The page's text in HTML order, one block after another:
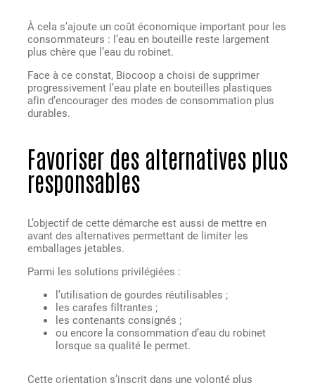
À cela s’ajoute un coût économique important pour les
consommateurs : l’eau en bouteille reste largement
plus chère que l’eau du robinet.
Face à ce constat, Biocoop a choisi de supprimer
progressivement l’eau plate en bouteilles plastiques
afin d’encourager des modes de consommation plus
durables.
Favoriser des alternatives plus
responsables
L’objectif de cette démarche est aussi de mettre en
avant des alternatives permettant de limiter les
emballages jetables.
Parmi les solutions privilégiées :
l’utilisation de gourdes réutilisables ;
les carafes filtrantes ;
les contenants consignés ;
ou encore la consommation d’eau du robinet
lorsque sa qualité le permet.
Cette orientation s’inscrit dans une volonté plus